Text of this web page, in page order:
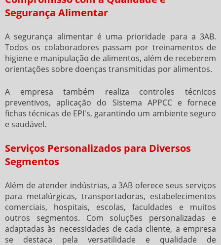
Segurança Alimentar
A segurança alimentar é uma prioridade para a 3AB.
Todos os colaboradores passam por treinamentos de
higiene e manipulação de alimentos, além de receberem
orientações sobre doenças transmitidas por alimentos.
A empresa também realiza controles técnicos
preventivos, aplicação do Sistema APPCC e fornece
fichas técnicas de EPI's, garantindo um ambiente seguro
e saudável.
Serviços Personalizados para Diversos
Segmentos
Além de atender indústrias, a 3AB oferece seus serviços
para metalúrgicas, transportadoras, estabelecimentos
comerciais, hospitais, escolas, faculdades e muitos
outros segmentos. Com soluções personalizadas e
adaptadas às necessidades de cada cliente, a empresa
se destaca pela versatilidade e qualidade de